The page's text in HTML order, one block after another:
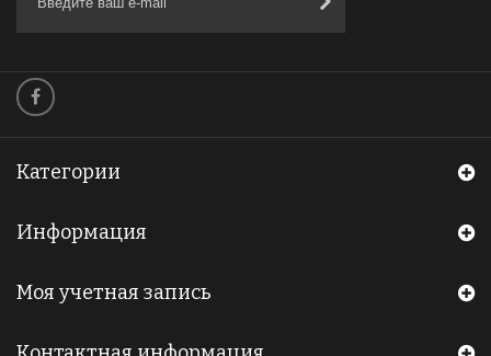
Категории
Информация
Моя учетная запись